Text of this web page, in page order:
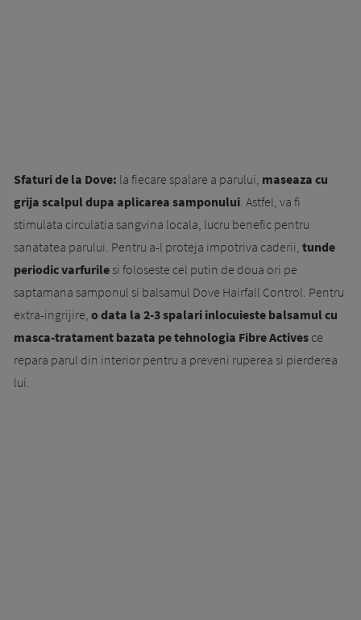
Sfaturi de la Dove: la fiecare spalare a parului, maseaza cu
grija scalpul dupa aplicarea samponului . Astfel, va fi
stimulata circulatia sangvina locala, lucru benefic pentru
sanatatea parului. Pentru a-l proteja impotriva caderii, tunde
periodic varfurilesi foloseste cel putin de doua ori pe
saptamana samponul si balsamul Dove Hairfall Control. Pentru
extra-ingrijire, o data la 2-3 spalari inlocuieste balsamul cu
masca-tratament bazata pe tehnologia Fibre Actives ce
repara parul din interior pentru a preveni ruperea si pierderea
lui.